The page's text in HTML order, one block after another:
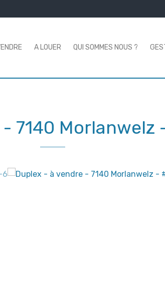
A LOUER QUI SOMMES NOUS ?
- 7140 Morlanwelz